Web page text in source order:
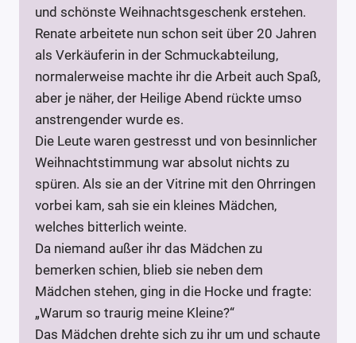
und schönste Weihnachtsgeschenk erstehen.
Renate arbeitete nun schon seit über 20 Jahren
als Verkäuferin in der Schmuckabteilung,
normalerweise machte ihr die Arbeit auch Spaß,
aber je näher, der Heilige Abend rückte umso
anstrengender wurde es.
Die Leute waren gestresst und von besinnlicher
Weihnachtstimmung war absolut nichts zu
spüren. Als sie an der Vitrine mit den Ohrringen
vorbei kam, sah sie ein kleines Mädchen,
welches bitterlich weinte.
Da niemand außer ihr das Mädchen zu
bemerken schien, blieb sie neben dem
Mädchen stehen, ging in die Hocke und fragte:
„Warum so traurig meine Kleine?“
Das Mädchen drehte sich zu ihr um und schaute